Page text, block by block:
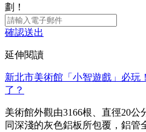
劃！
確認送出
延伸閱讀
新北市美術館「小智遊戲」必玩
了？
美術館外觀由3166根、直徑20
同深淺的灰色鋁板所包覆，鋁管